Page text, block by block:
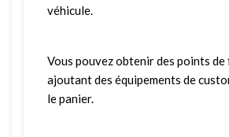
véhicule.
Vous pouvez obtenir des points
ajoutant des équipements de
le panier.